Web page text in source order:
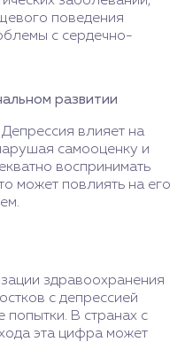
поведения
с сердечно-
развитии
Депрессия влияет на
самооценку и
воспринимать
может повлиять на его
здравоохранения
с депрессией
В странах с
эта цифра может